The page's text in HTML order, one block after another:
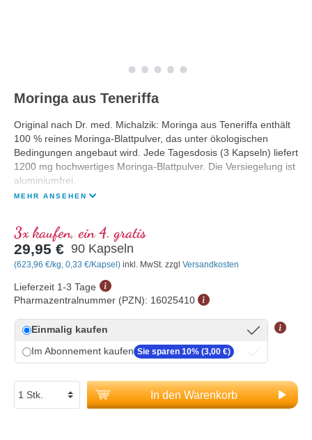
Moringa aus Teneriffa
Original nach Dr. med. Michalzik: Moringa aus Teneriffa enthält
100 % reines Moringa-Blattpulver, das unter ökologischen
Bedingungen angebaut wird. Jede Tagesdosis (3 Kapseln) liefert
1200 mg hochwertiges Moringa-Blattpulver. Die Versiegelung ist
aluminiumfrei.
MEHR ANSEHEN
3x kaufen, ein 4. gratis
29,95 € 90 Kapseln
(623,96 €/kg, 0,33 €/Kapsel) inkl. MwSt. zzgl Versandkosten
Lieferzeit 1-3 Tage
Pharmazentralnummer (PZN): 16025410
Einmalig kaufen
Im Abonnement kaufen Sie sparen 10% (3,00 €)
In den Warenkorb